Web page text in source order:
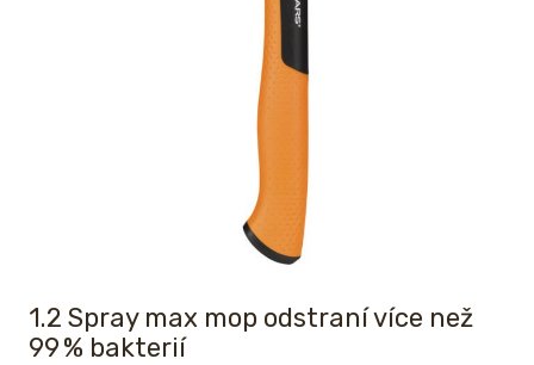
1.2 Spray max mop odstraní více než
99 % bakterií